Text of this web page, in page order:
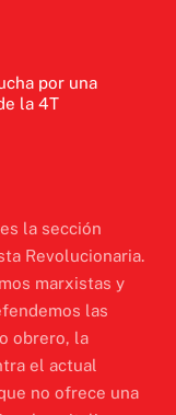
por una
la 4T
la sección
Revolucionaria.
marxistas y
las
obrero, la
el actual
no ofrece una